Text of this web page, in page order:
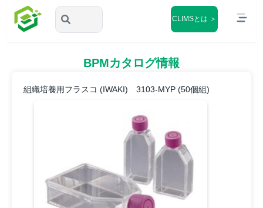
CLIMSとは ＞
BPMカタログ情報
組織培養用フラスコ (IWAKI) 3103-MYP (50個組)